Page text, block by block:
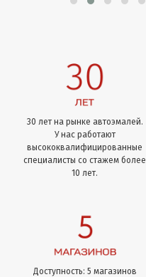
30 лет на рынке автоэмалей.
У нас работают
высококвалифицированные
специалисты со стажем более
10 лет.
Доступность: 5 магазинов